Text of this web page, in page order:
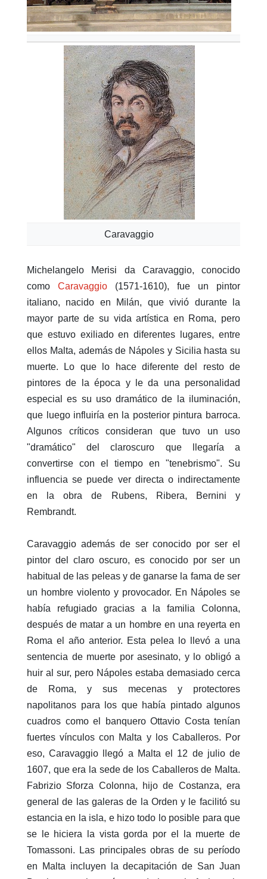
Caravaggio
Michelangelo Merisi da Caravaggio, conocido
como Caravaggio (1571-1610), fue un pintor
italiano, nacido en Milán, que vivió durante la
mayor parte de su vida artística en Roma, pero
que estuvo exiliado en diferentes lugares, entre
ellos Malta, además de Nápoles y Sicilia hasta su
muerte. Lo que lo hace diferente del resto de
pintores de la época y le da una personalidad
especial es su uso dramático de la iluminación,
que luego influiría en la posterior pintura barroca.
Algunos críticos consideran que tuvo un uso
"dramático" del claroscuro que llegaría a
convertirse con el tiempo en "tenebrismo". Su
influencia se puede ver directa o indirectamente
en la obra de Rubens, Ribera, Bernini y
Rembrandt.
Caravaggio además de ser conocido por ser el
pintor del claro oscuro, es conocido por ser un
habitual de las peleas y de ganarse la fama de ser
un hombre violento y provocador. En Nápoles se
había refugiado gracias a la familia Colonna,
después de matar a un hombre en una reyerta en
Roma el año anterior. Esta pelea lo llevó a una
sentencia de muerte por asesinato, y lo obligó a
huir al sur, pero Nápoles estaba demasiado cerca
de Roma, y sus mecenas y protectores
napolitanos para los que había pintado algunos
cuadros como el banquero Ottavio Costa tenían
fuertes vínculos con Malta y los Caballeros. Por
eso, Caravaggio llegó a Malta el 12 de julio de
1607, que era la sede de los Caballeros de Malta.
Fabrizio Sforza Colonna, hijo de Costanza, era
general de las galeras de la Orden y le facilitó su
estancia en la isla, e hizo todo lo posible para que
se le hiciera la vista gorda por el la muerte de
Tomassoni. Las principales obras de su período
en Malta incluyen la decapitación de San Juan